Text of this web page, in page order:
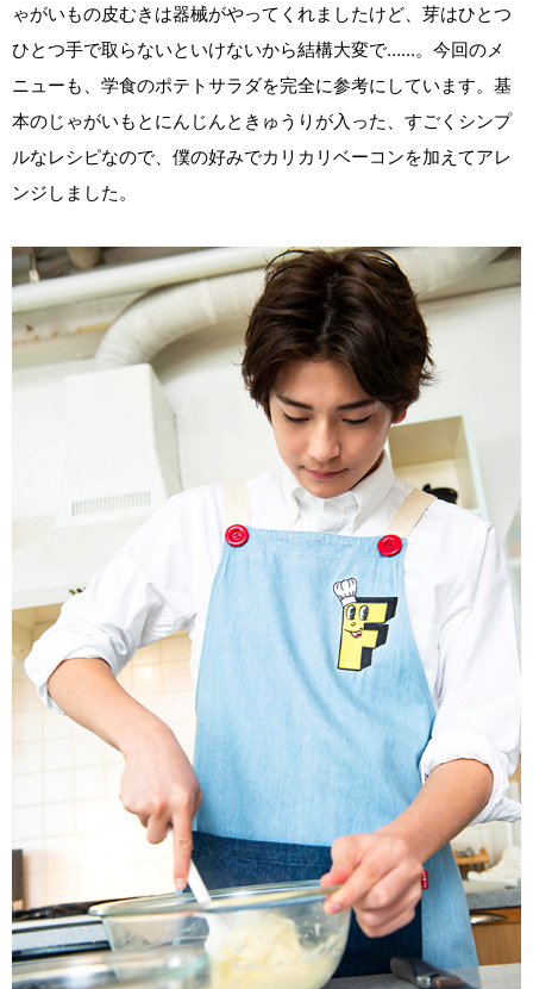
ゃがいもの皮むきは器械がやってくれましたけど、芽はひとつ
ひとつ手で取らないといけないから結構大変で……。今回のメ
ニューも、学食のポテトサラダを完全に参考にしています。基
本のじゃがいもとにんじんときゅうりが入った、すごくシンプ
ルなレシピなので、僕の好みでカリカリベーコンを加えてアレ
ンジしました。